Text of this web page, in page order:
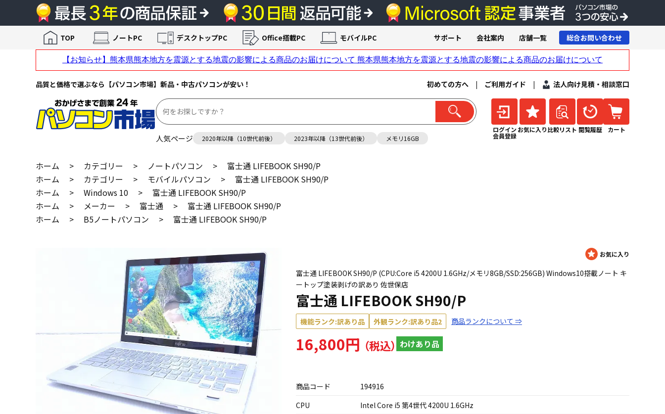
品質と価格で選ぶなら【パソコン市場】新品・中古パソコンが安い！ 初めての方へ | ご利用ガイド | 法人向け見積・相談窓口
人気ページ 2020年以降（10世代前後） 2023年以降（13世代前後） メモリ16GB
ログイン
会員登録
お気に入り 比較リスト 閲覧履歴 カート
TOP ノートPC デスクトップPC Office搭載PC モバイルPC サポート 会社案内 店舗一覧 総合お問い合わせ
ホーム > カテゴリー > ノートパソコン >
富士通 LIFEBOOK SH90/P
ホーム
> カテゴリー > モバイルパソコン >
富士通 LIFEBOOK SH90/P
ホーム
> Windows 10 >
富士通 LIFEBOOK SH90/P
ホーム
> メーカー > 富士通 >
富士通 LIFEBOOK SH90/P
ホーム
> B5ノートパソコン > 富士通 LIFEBOOK SH90/P
富士通 LIFEBOOK SH90/P (CPU:Core i5 4200U 1.6GHz/メモリ8GB/SSD:256GB) Windows10搭載ノート キ
ートップ塗装剥げの訳あり 佐世保店
富士通 LIFEBOOK SH90/P
機能ランク:訳あり品 外観ランク:訳あり品2 商品ランクについて ⇒
16,800円 わけあり品
商品コード
194916
CPU
Intel Core i5 第4世代 4200U 1.6GHz